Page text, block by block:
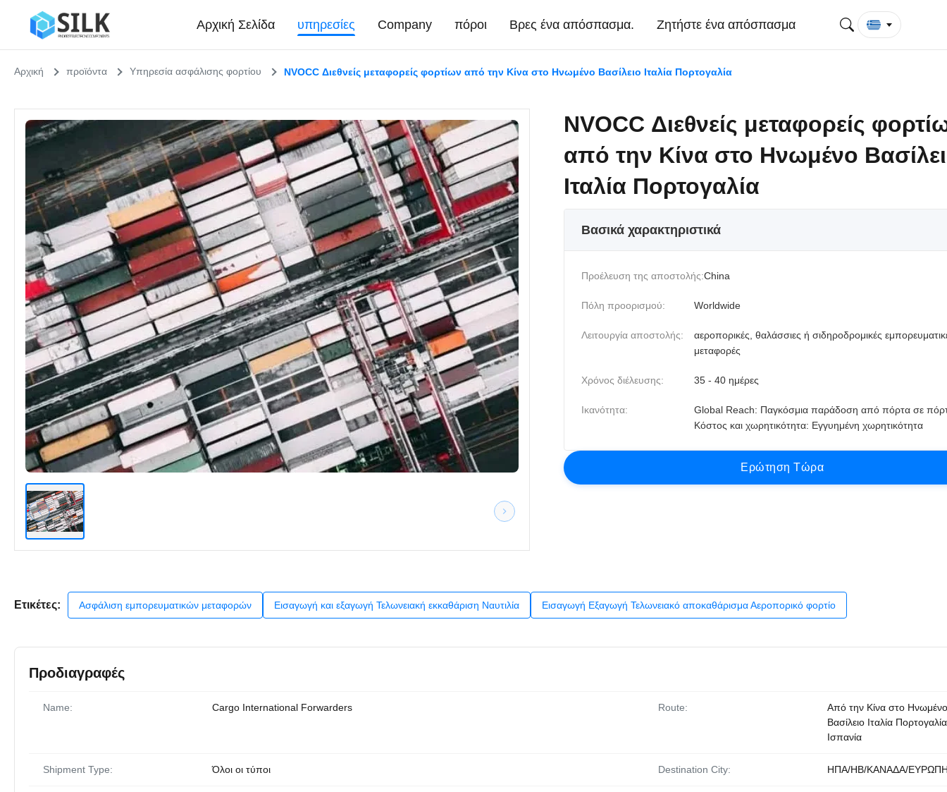
Αρχική Σελίδα υπηρεσίες Company πόροι Βρες ένα απόσπασμα. Ζητήστε ένα απόσπασμα
Αρχική προϊόντα Υπηρεσία ασφάλισης φορτίου NVOCC Διεθνείς μεταφορείς φορτίων από την Κίνα στο Ηνωμένο Βασίλειο Ιταλία Πορτογαλία
NVOCC Διεθνείς μεταφορείς
από την Κίνα στο Ηνωμένο
Ιταλία Πορτογαλία
Βασικά χαρακτηριστικά
Προέλευση της αποστολής:China
Πόλη προορισμού: Worldwide
Λειτουργία αποστολής:
αεροπορικές, θαλάσσιες ή σιδηροδρομικές
μεταφορές
Χρόνος διέλευσης: 35 - 40 ημέρες
Ικανότητα:
Global Reach: Παγκόσμια παράδοση από πόρτα σε
Κόστος και χωρητικότητα: Εγγυημένη χωρητικότητα
Ερώτηση Τώρα
Ετικέτες: Ασφάλιση εμπορευματικών μεταφορών Εισαγωγή και εξαγωγή Τελωνειακή εκκαθάριση Ναυτιλία Εισαγωγή Εξαγωγή Τελωνειακό αποκαθάρισμα Αεροπορικό φορτίο
Προδιαγραφές
Name: Cargo International Forwarders Route:
Από την Κίνα στο Ηνωμένο
Βασίλειο Ιταλία Πορτογαλία
Ισπανία
Shipment Type: Όλοι οι τύποι Destination City: ΗΠΑ/ΗΒ/ΚΑΝΑΔΑ/